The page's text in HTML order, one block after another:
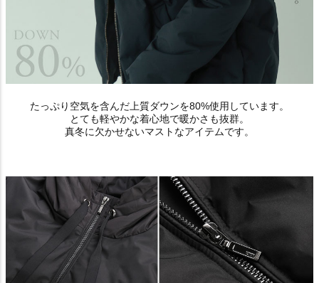
たっぷり空気を含んだ上質ダウンを80%使用しています。
とても軽やかな着心地で暖かさも抜群。
真冬に欠かせないマストなアイテムです。